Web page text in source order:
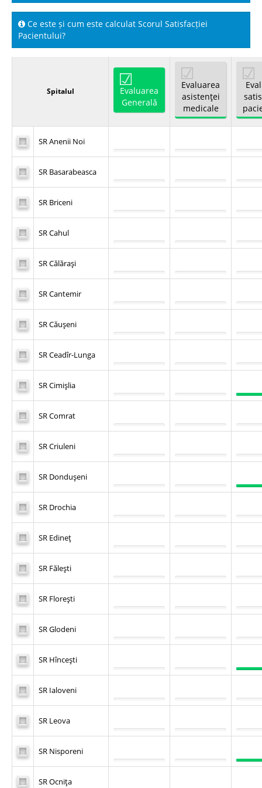
Spitale.MD
Școala E-Sănătate
SanoTeca
Ce este și cum este calculat Scorul Satisfacției
Pacientului?
Spitalul
Evaluarea
Generală
Evaluarea
asistenţei
medicale
SR Anenii Noi
SR Basarabeasca
SR Briceni
SR Cahul
SR Călăraşi
SR Cantemir
SR Căuşeni
SR Ceadîr-Lunga
SR Cimişlia
SR Comrat
SR Criuleni
SR Donduşeni
SR Drochia
SR Edineţ
SR Făleşti
SR Floreşti
SR Glodeni
SR Hînceşti
SR Ialoveni
SR Leova
SR Nisporeni
SR Ocniţa